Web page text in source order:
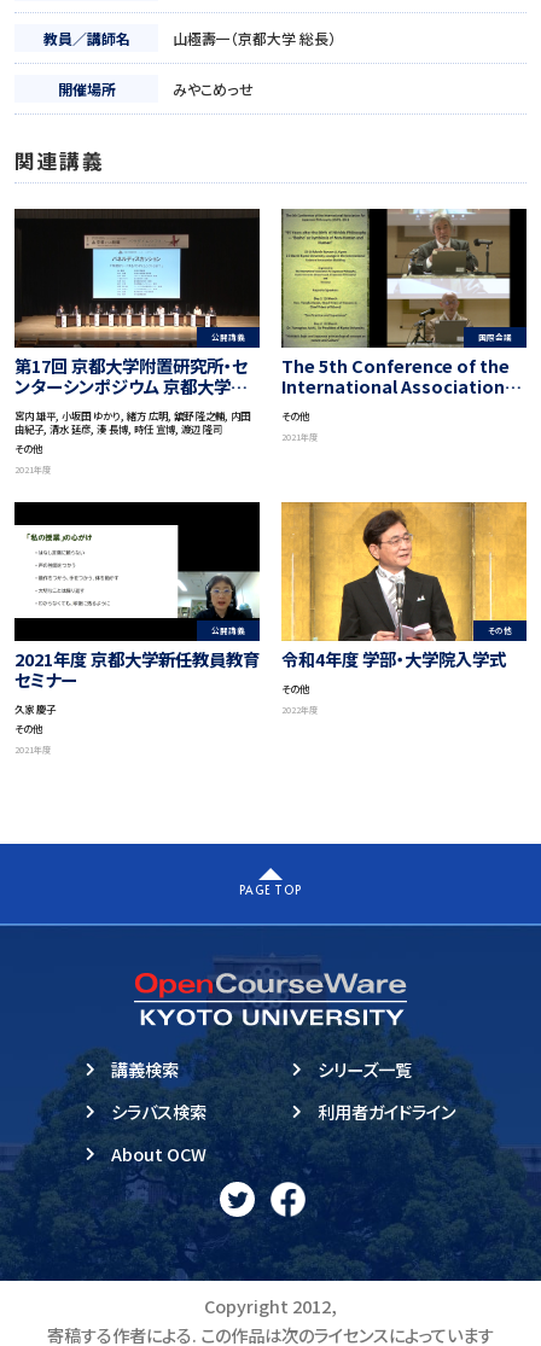
教員／講師名 山極壽一（京都大学 総長）
開催場所 みやこめっせ
関連講義
公開講義
第17回 京都大学附置研究所・セ
ンターシンポジウム 京都大学松
山講演会 京都からの挑戦 －地球
社会の調和ある共存に向けて－
「パラダイムシフト －新しい世界
を創る京大」
宮内 雄平, 小坂田 ゆかり, 緒方 広明, 舘野 隆之輔, 内田
由紀子, 清水 延彦, 湊 長博, 時任 宣博, 渡辺 隆司
その他
2021年度
国際会議
The 5th Conference of the
International Association
for Japanese Philosophy
“95 Years after the Birth of
Nishida Philosophy-‘Basho’
その他
2021年度
公開講義
2021年度 京都大学新任教員教育
セミナー
久家 慶子
その他
2021年度
その他
令和4年度 学部・大学院入学式
その他
2022年度
PAGE TOP
講義検索
シラバス検索
About OCW
シリーズ一覧
利用者ガイドライン
Copyright 2012,
寄稿する作者による. この作品は次のライセンスによっています